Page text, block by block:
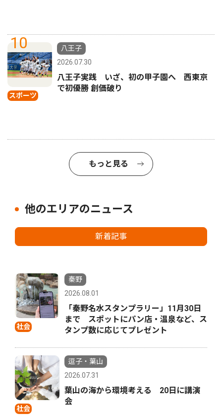
10
スポーツ
八王子
2026.07.30
八王子実践 いざ、初の甲子園へ 西東京
で初優勝 創価破り
もっと見る
他のエリアのニュース
新着記事
社会
秦野
2026.08.01
「秦野名水スタンプラリー」11月30日
まで スポットにパン店・温泉など、ス
タンプ数に応じてプレゼント
社会
逗子・葉山
2026.07.31
葉山の海から環境考える 20日に講演
会